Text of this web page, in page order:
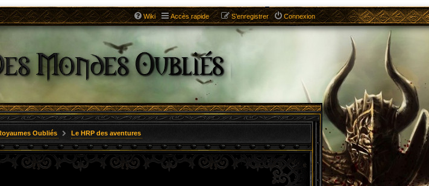
Wiki Accès rapide Connexion
S’enregistrer
Oubliés Le HRP des aventures